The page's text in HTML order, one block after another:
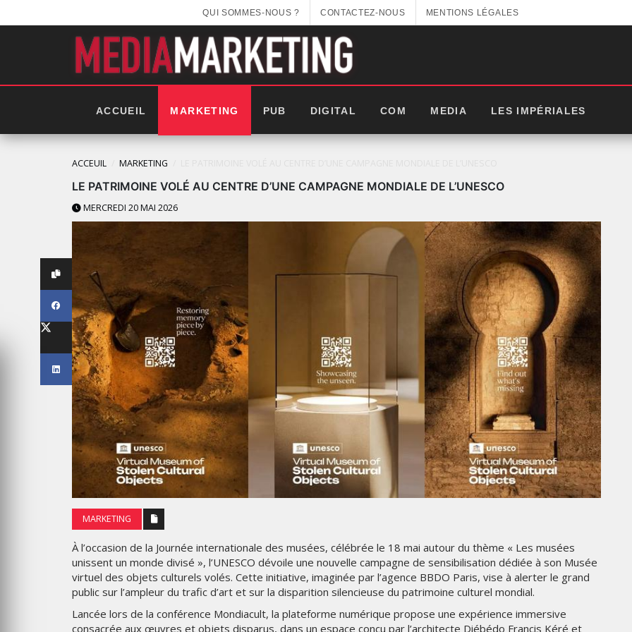
QUI SOMMES-NOUS ? CONTACTEZ-NOUS MENTIONS LÉGALES
ACCUEIL MARKETING PUB DIGITAL COM MEDIA LES IMPÉRIALES
ACCEUIL MARKETING
LE PATRIMOINE VOLÉ AU CENTRE D’UNE CAMPAGNE MONDIALE DE L’UNESCO
MERCREDI 20 MAI 2026
MARKETING
À l’occasion de la Journée internationale des musées, célébrée le 18 mai autour du thème « Les musées
unissent un monde divisé », l’UNESCO dévoile une nouvelle campagne de sensibilisation dédiée à son Musée
virtuel des objets culturels volés. Cette initiative, imaginée par l’agence BBDO Paris, vise à alerter le grand
public sur l’ampleur du trafic d’art et sur la disparition silencieuse du patrimoine culturel mondial.
Lancée lors de la conférence Mondiacult, la plateforme numérique propose une expérience immersive
consacrée aux œuvres et objets disparus, dans un espace conçu par l’architecte Diébédo Francis Kéré et
WEEK 2026
OR NEVER"
LES IMPÉRIALES WEEK 2025:
THE PARADIGM SHIFT –
BUSINESS. PEOPLE. TECH
VENDREDI 10 JANVIER 2025
GITEX AFRICA MOROCCO 2024
MERCREDI 15 MAI 2024
L’IDENTITÉ
UNE LIVRÉE
MARKETING
NIKE STUDIO FLEECE : UNE
NOUVELLE GÉNÉRATION DE
POUR LE QUOTIDIEN
CROSSCOUNTRY DÉVOILE UNE
NOUVELLE CAMPAGNE
PUBLICITAIRE ESTIVALE
HUMAINES